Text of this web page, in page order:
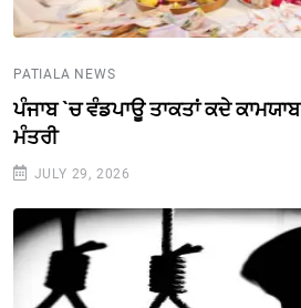
PATIALA NEWS
ਪੰਜਾਬ `ਚ ਵੰਡਪਾਊ ਤਾਕਤਾਂ ਕਦੇ
ਮੰਤਰੀ
JULY 29, 2026